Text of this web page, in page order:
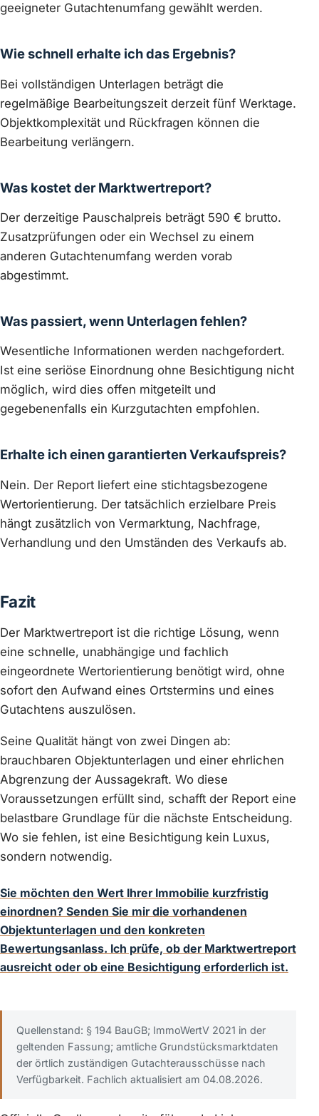
geeigneter Gutachtenumfang gewählt werden.
Wie schnell erhalte ich das Ergebnis?
Bei vollständigen Unterlagen beträgt die
regelmäßige Bearbeitungszeit derzeit fünf Werktage.
Objektkomplexität und Rückfragen können die
Bearbeitung verlängern.
Was kostet der Marktwertreport?
Der derzeitige Pauschalpreis beträgt 590 € brutto.
Zusatzprüfungen oder ein Wechsel zu einem
anderen Gutachtenumfang werden vorab
abgestimmt.
Was passiert, wenn Unterlagen fehlen?
Wesentliche Informationen werden nachgefordert.
Ist eine seriöse Einordnung ohne Besichtigung nicht
möglich, wird dies offen mitgeteilt und
gegebenenfalls ein Kurzgutachten empfohlen.
Erhalte ich einen garantierten Verkaufspreis?
Nein. Der Report liefert eine stichtagsbezogene
Wertorientierung. Der tatsächlich erzielbare Preis
hängt zusätzlich von Vermarktung, Nachfrage,
Verhandlung und den Umständen des Verkaufs ab.
Fazit
Der Marktwertreport ist die richtige Lösung, wenn
eine schnelle, unabhängige und fachlich
eingeordnete Wertorientierung benötigt wird, ohne
sofort den Aufwand eines Ortstermins und eines
Gutachtens auszulösen.
Seine Qualität hängt von zwei Dingen ab:
brauchbaren Objektunterlagen und einer ehrlichen
Abgrenzung der Aussagekraft. Wo diese
Voraussetzungen erfüllt sind, schafft der Report eine
belastbare Grundlage für die nächste Entscheidung.
Wo sie fehlen, ist eine Besichtigung kein Luxus,
sondern notwendig.
Sie möchten den Wert Ihrer Immobilie kurzfristig
einordnen? Senden Sie mir die vorhandenen
Objektunterlagen und den konkreten
Bewertungsanlass. Ich prüfe, ob der Marktwertreport
ausreicht oder ob eine Besichtigung erforderlich ist.
Quellenstand: § 194 BauGB; ImmoWertV 2021 in der
geltenden Fassung; amtliche Grundstücksmarktdaten
der örtlich zuständigen Gutachterausschüsse nach
Verfügbarkeit. Fachlich aktualisiert am 04.08.2026.